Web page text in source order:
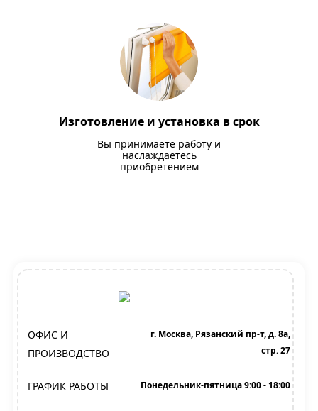
Изготовление и установка в срок
Вы принимаете работу и
наслаждаетесь
приобретением
ОФИС И
ПРОИЗВОДСТВО
г. Москва, Рязанский пр-т, д. 8а,
стр. 27
ГРАФИК РАБОТЫ Понедельник-пятница 9:00 - 18:00